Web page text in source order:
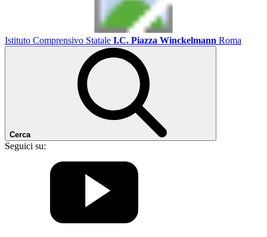
Istituto Comprensivo Statale I.C. Piazza Winckelmann Roma
Cerca
Seguici su: